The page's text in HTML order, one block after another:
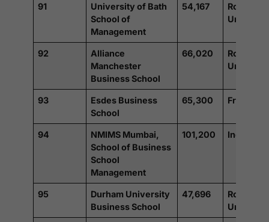
91
University of Bath
School of
Management
54,167
Uni
92
Alliance
Manchester
Business School
66,020
Uni
93
Esdes Business
School
65,300 France
94
NMIMS Mumbai,
School of Business
School
Management
101,200 Inde
95
Durham University
Business School
47,696
Uni